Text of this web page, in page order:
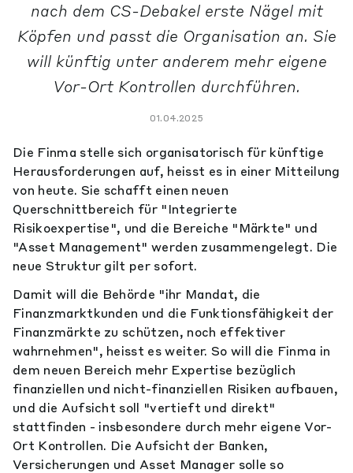
nach dem CS-Debakel erste Nägel mit
Köpfen und passt die Organisation an. Sie
will künftig unter anderem mehr eigene
Vor-Ort Kontrollen durchführen.
01.04.2025
Die Finma stelle sich organisatorisch für künftige
Herausforderungen auf, heisst es in einer Mitteilung
von heute. Sie schafft einen neuen
Querschnittbereich für "Integrierte
Risikoexpertise", und die Bereiche "Märkte" und
"Asset Management" werden zusammengelegt. Die
neue Struktur gilt per sofort.
Damit will die Behörde "ihr Mandat, die
Finanzmarktkunden und die Funktionsfähigkeit der
Finanzmärkte zu schützen, noch effektiver
wahrnehmen", heisst es weiter. So will die Finma in
dem neuen Bereich mehr Expertise bezüglich
finanziellen und nicht-finanziellen Risiken aufbauen,
und die Aufsicht soll "vertieft und direkt"
stattfinden - insbesondere durch mehr eigene Vor-
Ort Kontrollen. Die Aufsicht der Banken,
Versicherungen und Asset Manager solle so